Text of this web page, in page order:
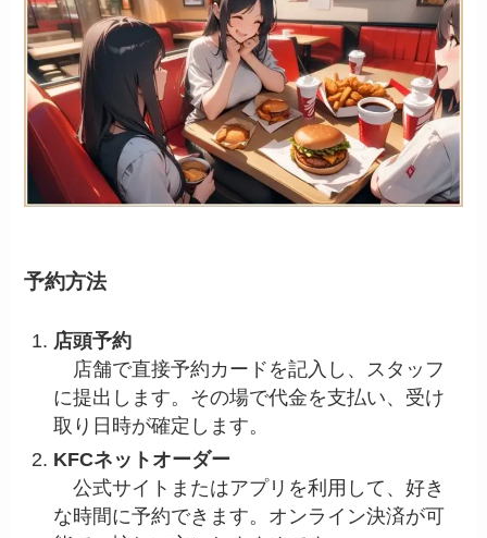
予約方法
店頭予約
店舗で直接予約カードを記入し、スタッフ
に提出します。その場で代金を支払い、受け
取り日時が確定します。
KFCネットオーダー
公式サイトまたはアプリを利用して、好き
な時間に予約できます。オンライン決済が可